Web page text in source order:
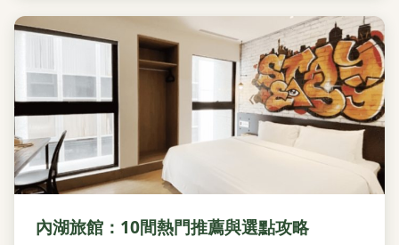
內湖旅館：10間熱門推薦與選點攻略